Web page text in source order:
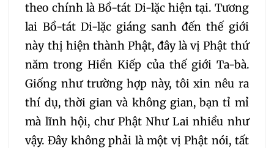
260 261 262
263 264 265
266 267 268
269 270 271
theo chính là Bồ-tát Di-lặc hiện tại. Tương
lai Bồ-tát Di-lặc giáng sanh đến thế giới
này thị hiện thành Phật, đây là vị Phật thứ
năm trong Hiền Kiếp của thế giới Ta-bà.
Giống như trường hợp này, tôi xin nêu ra
thí dụ, thời gian và không gian, bạn tỉ mỉ
mà lĩnh hội, chư Phật Như Lai nhiều như
vậy. Đây không phải là một vị Phật nói, tất